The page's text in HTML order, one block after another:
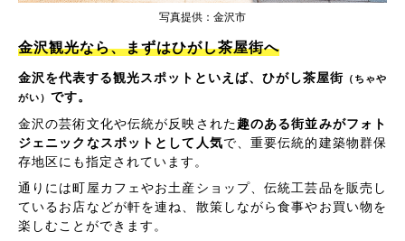
写真提供：金沢市
金沢観光なら、まずはひがし茶屋街へ
金沢を代表する観光スポットといえば、ひがし茶屋街 （ちゃや
がい） です。
金沢の芸術文化や伝統が反映された趣のある街並みがフォト
ジェニックなスポットとして人気で、重要伝統的建築物群保
存地区にも指定されています。
通りには町屋カフェやお土産ショップ、伝統工芸品を販売し
ているお店などが軒を連ね、散策しながら食事やお買い物を
楽しむことができます。